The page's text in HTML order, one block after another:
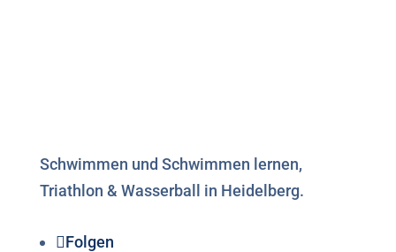
Schwimmen und Schwimmen lernen,
Triathlon & Wasserball in Heidelberg.
Folgen